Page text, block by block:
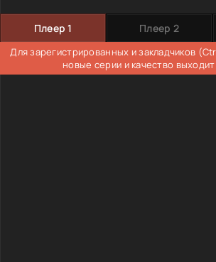
Плеер 1 Плеер 2
Для зарегистрированных и закладчиков
новые серии и качество